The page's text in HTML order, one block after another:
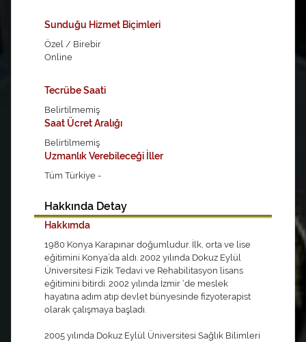
Sunduğu Hizmet Biçimleri
Özel / Birebir
Online
Tecrübe Saati
Belirtilmemiş
Saat Ücret Aralığı
Belirtilmemiş
Uzmanlık Verebileceği İller
Tüm Türkiye -
Hakkında Detay
Hakkımda
1980 Konya Karapınar doğumludur. İlk, orta ve lise
eğitimini Konya’da aldı. 2002 yılında Dokuz Eylül
Üniversitesi Fizik Tedavi ve Rehabilitasyon lisans
eğitimini bitirdi. 2002 yılında İzmir ‘de meslek
hayatına adım atıp devlet bünyesinde fizyoterapist
olarak çalışmaya başladı.
2005 yılında Dokuz Eylül Üniversitesi Sağlık Bilimleri